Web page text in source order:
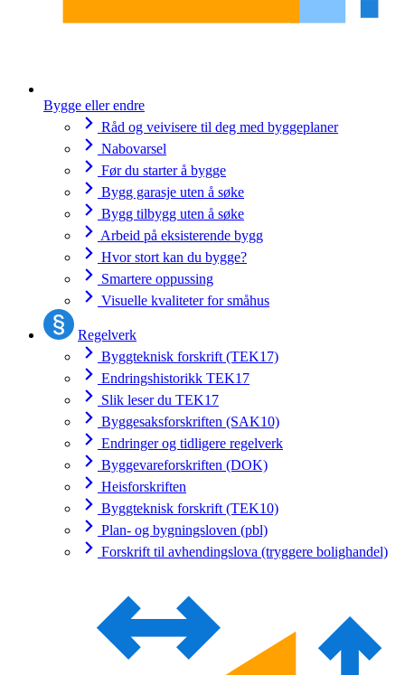
Bygge eller endre
Råd og veivisere til deg med byggeplaner
Nabovarsel
Før du starter å bygge
Bygg garasje uten å søke
Bygg tilbygg uten å søke
Arbeid på eksisterende bygg
Hvor stort kan du bygge?
Smartere oppussing
Visuelle kvaliteter for småhus
Regelverk
Byggteknisk forskrift (TEK17)
Endringshistorikk TEK17
Slik leser du TEK17
Byggesaksforskriften (SAK10)
Endringer og tidligere regelverk
Byggevareforskriften (DOK)
Heisforskriften
Byggteknisk forskrift (TEK10)
Plan- og bygningsloven (pbl)
Forskrift til avhendingslova (tryggere bolighandel)